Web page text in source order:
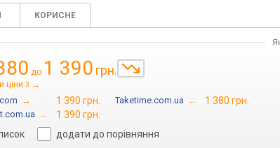
КОРИСНЕ
до 1 390 грн.
ціни 3 →
→ 1 390 грн. Taketime.com.ua → 1 380 грн.
→
1 390 грн.
додати до порівняння